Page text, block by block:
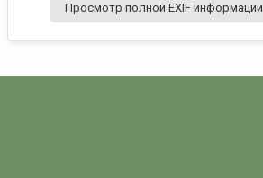
Просмотр полной EXIF информации